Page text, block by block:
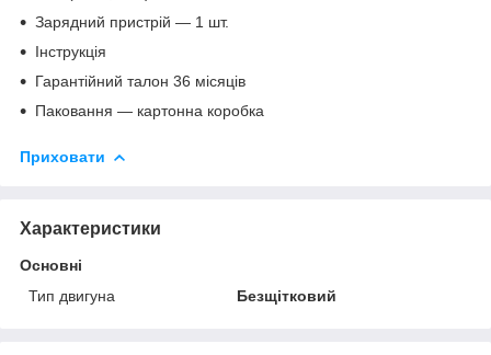
Зарядний пристрій — 1 шт.
Інструкція
Гарантійний талон 36 місяців
Паковання — картонна коробка
Приховати
Характеристики
Основні
Тип двигуна
Безщітковий